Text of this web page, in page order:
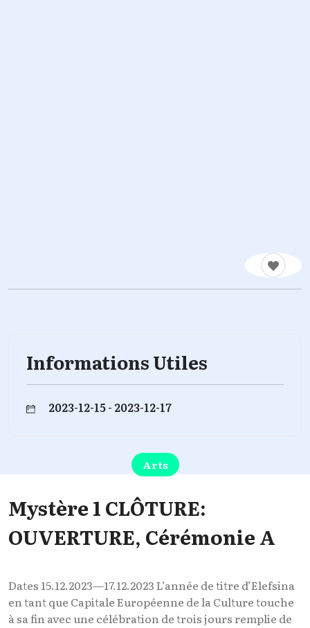
Informations Utiles
2023-12-15 - 2023-12-17
Arts
Mystère 1 CLÔTURE:
OUVERTURE, Cérémonie A
Dates 15.12.2023—17.12.2023 L’année de titre d’Elefsina
en tant que Capitale Européenne de la Culture touche
à sa fin avec une célébration de trois jours remplie de